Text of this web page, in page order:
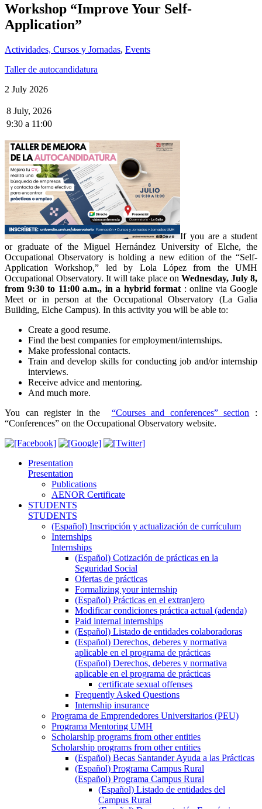
Workshop “Improve Your Self-
Application”
Actividades, Cursos y Jornadas, Events
Taller de autocandidatura
2 July 2026
8 July, 2026
9:30 a 11:00
If you are a student
or graduate of the Miguel Hernández University of Elche, the
Occupational Observatory is holding a new edition of the “Self-
Application Workshop,” led by Lola López from the UMH
Occupational Observatory. It will take place on Wednesday, July 8,
from 9:30 to 11:00 a.m., in a hybrid format : online via Google
Meet or in person at the Occupational Observatory (La Galia
Building, Elche Campus). In this activity you will be able to:
Create a good resume.
Find the best companies for employment/internships.
Make professional contacts.
Train and develop skills for conducting job and/or internship
interviews.
Receive advice and mentoring.
And much more.
You can register in the “Courses and conferences” section :
“Conferences” on the Occupational Observatory website.
Presentation
Presentation
Publications
AENOR Certificate
STUDENTS
STUDENTS
(Español) Inscripción y actualización de currículum
Internships
Internships
(Español) Cotización de prácticas en la
Seguridad Social
Ofertas de prácticas
Formalizing your internship
(Español) Prácticas en el extranjero
Modificar condiciones práctica actual (adenda)
Paid internal internships
(Español) Listado de entidades colaboradoras
(Español) Derechos, deberes y normativa
aplicable en el programa de prácticas
(Español) Derechos, deberes y normativa
aplicable en el programa de prácticas
certificate sexual offenses
Frequently Asked Questions
Internship insurance
Programa de Emprendedores Universitarios (PEU)
Programa Mentoring UMH
Scholarship programs from other entities
Scholarship programs from other entities
(Español) Becas Santander Ayuda a las Prácticas
(Español) Programa Campus Rural
(Español) Programa Campus Rural
(Español) Listado de entidades del
Campus Rural